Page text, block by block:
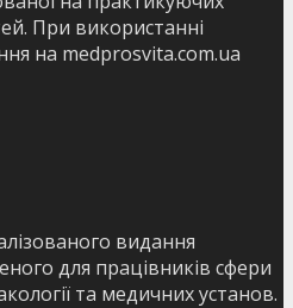
При використанні
на medprosvita.com.ua
видання
для працівників сфери
та медичних установ.